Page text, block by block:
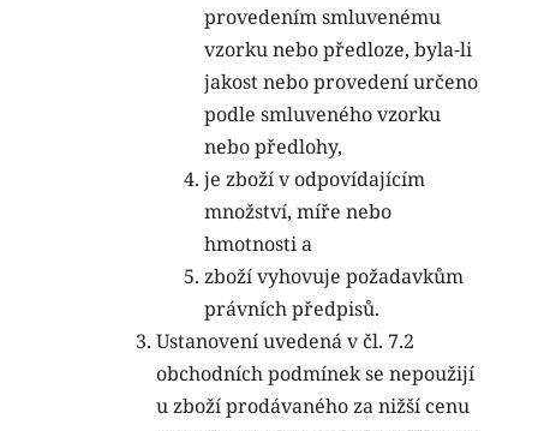
provedením smluvenému
vzorku nebo předloze, byla-li
jakost nebo provedení určeno
podle smluveného vzorku
nebo předlohy,
je zboží v odpovídajícím
množství, míře nebo
hmotnosti a
zboží vyhovuje požadavkům
právních předpisů.
Ustanovení uvedená v čl. 7.2
obchodních podmínek se nepoužijí
u zboží prodávaného za nižší cenu